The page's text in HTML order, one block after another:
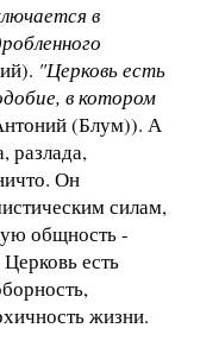
в
"Церковь есть
в котором
(Блум)). А
разлада,
Он
силам,
общность -
есть
жизни.